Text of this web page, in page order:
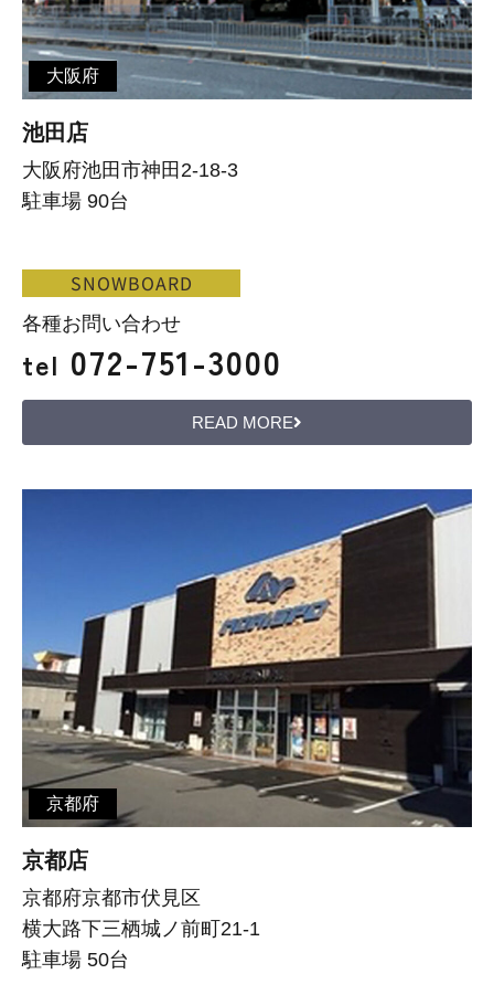
大阪府
池田店
大阪府池田市神田2-18-3
駐車場 90台
SNOWBOARD
各種お問い合わせ
tel 072-751-3000
READ MORE
京都府
京都店
京都府京都市伏見区
横大路下三栖城ノ前町21-1
駐車場 50台